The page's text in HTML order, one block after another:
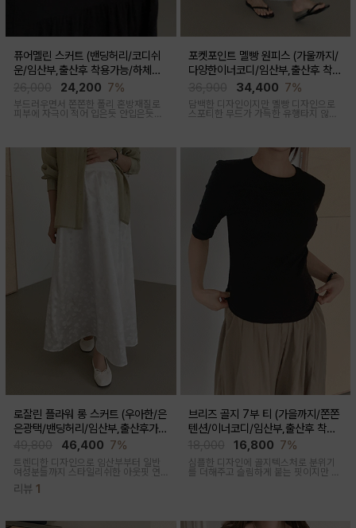
퓨어멜린 스커트 (밴딩허리/코디쉬
운/임산부,출산후 착용가능/하체커
24,200 7%
부드러우면서 쫀쫀한 폴리 혼방재질로
피부에 자극이 적어 입은듯 안입은듯한
포켓포인트 멜빵 원피스 (가울까지/
다양한이너코디/임산부,출산후 착용
34,400 7%
담백한 디자인이지만 멜빵 디자인으로
스포티한 무드가 가득한 유행타지 않는
로잘린 플라워 롱 스커트 (우아한/은
은광택/밴딩허리/임산부,출산후가
46,400 7%
트렌디한 디자인으로 임산부부터 일반
여성분들까지 스타일리쉬한 아웃핏 연
패턴과 우아한 광택감이 세련된 롱스커
리뷰 1
브리즈 골지 7부 티 (가을까지/쫀쫀
텐션/이너코디/임산부,출산후 착용
16,800 7%
심플한 디자인에 골지텍스처로 분위기
를 더해주고 슬림하게 붙는 핏이지만 부